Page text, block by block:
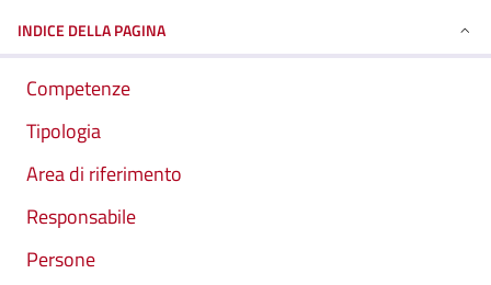
INDICE DELLA PAGINA
Competenze
Tipologia
Area di riferimento
Responsabile
Persone